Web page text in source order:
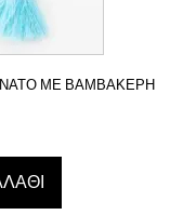
ΜΕ ΒΑΜΒΑΚΕΡΉ